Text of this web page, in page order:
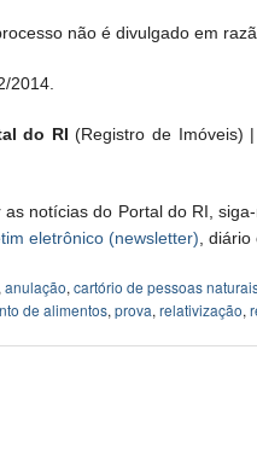
não é divulgado em
2014.
do RI (Registro de Imóveis)
as notícias do Portal do RI,
eletrônico (newsletter) ,
anulação, cartório de pessoas
de alimentos, prova, relativização,